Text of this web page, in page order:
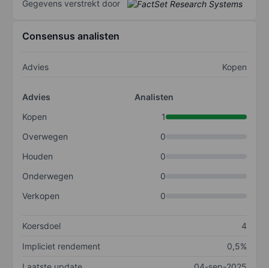
Gegevens verstrekt door
Consensus analisten
Advies Kopen
Advies
Analisten
Kopen
1
Overwegen
0
Houden
0
Onderwegen
0
Verkopen
0
Koersdoel
4
Impliciet rendement
0,5%